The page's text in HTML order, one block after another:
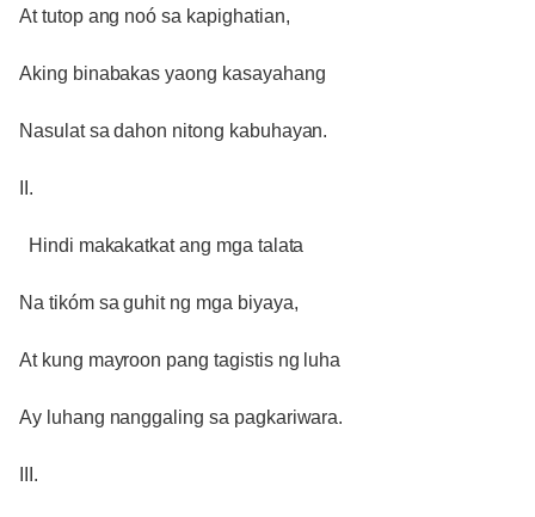
At tutop ang noó sa kapighatian,
Aking binabakas yaong kasayahang
Nasulat sa dahon nitong kabuhayan.
II.
Hindi makakatkat ang mga talata
Na tikóm sa guhit ng mga biyaya,
At kung mayroon pang tagistis ng luha
Ay luhang nanggaling sa pagkariwara.
III.